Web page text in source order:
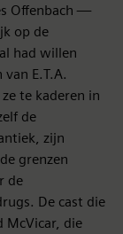
Offenbach —
op de
had willen
E.T.A.
te kaderen in
de
zijn
grenzen
de
De cast die
McVicar, die